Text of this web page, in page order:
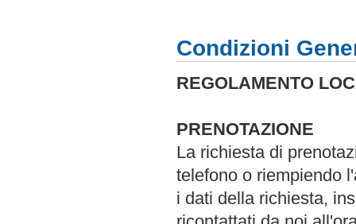
Condizioni
REGOLAMENTO
PRENOTAZIONE
La richiesta di
telefono o riempiendo
i dati della richiesta,